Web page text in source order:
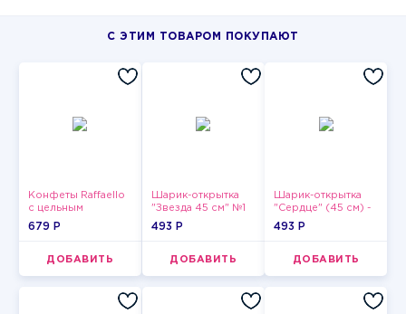
С ЭТИМ ТОВАРОМ ПОКУПАЮТ
Конфеты Raffaello
с цельным
миндальным
обсыпке 150 г
679 P
ДОБАВИТЬ
Шарик-открытка
"Звезда 45 см" №1
493 P
ДОБАВИТЬ
Шарик-открытка
"Сердце" (45 см) -
2
493 P
ДОБАВИТЬ